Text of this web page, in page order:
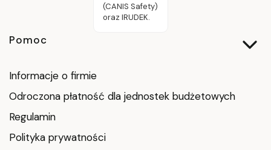
(CANIS Safety)
oraz IRUDEK.
Linki w stopce
Pomoc
Informacje o firmie
Odroczona płatność dla jednostek budżetowych
Regulamin
Polityka prywatności